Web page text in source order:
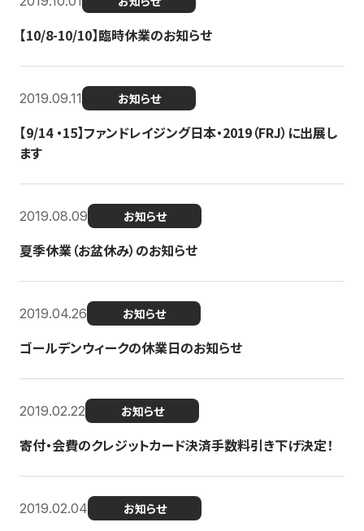
【10/8-10/10】臨時休業のお知らせ
2019.09.11 お知らせ
【9/14 ・15】ファンドレイジング日本・2019（FRJ）に出展し
ます
2019.08.09 お知らせ
夏季休業（お盆休み）のお知らせ
2019.04.26 お知らせ
ゴールデンウィークの休業日のお知らせ
2019.02.22 お知らせ
寄付・会費のクレジットカード決済手数料引き下げ決定！
2019.02.04 お知らせ